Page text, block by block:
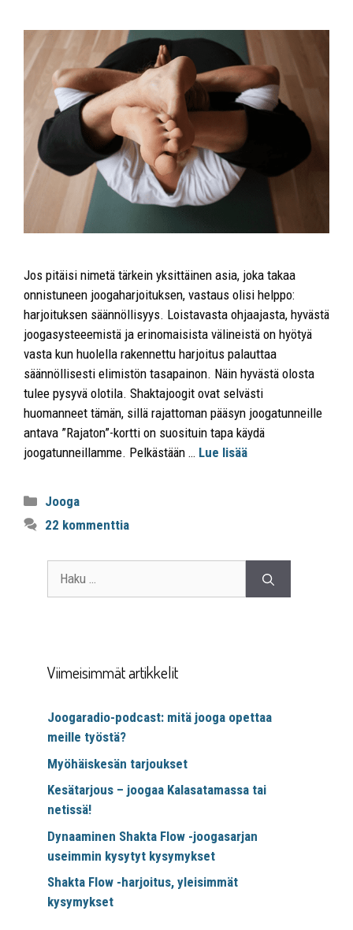
Jos pitäisi nimetä tärkein yksittäinen asia, joka takaa
onnistuneen joogaharjoituksen, vastaus olisi helppo:
harjoituksen säännöllisyys. Loistavasta ohjaajasta, hyvästä
joogasysteeemistä ja erinomaisista välineistä on hyötyä
vasta kun huolella rakennettu harjoitus palauttaa
säännöllisesti elimistön tasapainon. Näin hyvästä olosta
tulee pysyvä olotila. Shaktajoogit ovat selvästi
huomanneet tämän, sillä rajattoman pääsyn joogatunneille
antava ”Rajaton”-kortti on suosituin tapa käydä
joogatunneillamme. Pelkästään … Lue lisää
Jooga
22 kommenttia
Viimeisimmät artikkelit
Joogaradio-podcast: mitä jooga opettaa
meille työstä?
Myöhäiskesän tarjoukset
Kesätarjous – joogaa Kalasatamassa tai
netissä!
Dynaaminen Shakta Flow -joogasarjan
useimmin kysytyt kysymykset
Shakta Flow -harjoitus, yleisimmät
kysymykset